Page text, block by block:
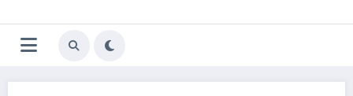
au
contenu
Trivela
L'actualité du football